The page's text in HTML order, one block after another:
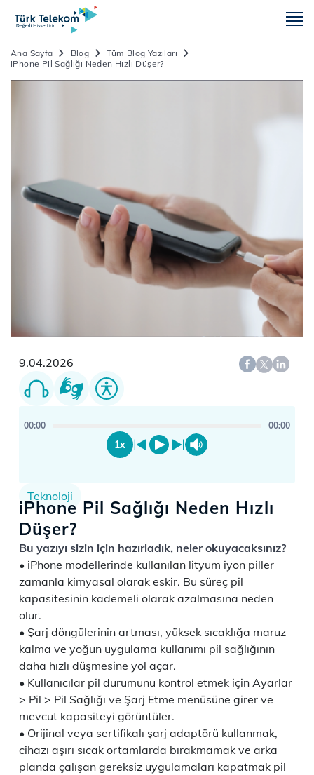
Ana Sayfa Blog
Tüm Blog Yazıları
iPhone Pil Sağlığı Neden Hızlı Düşer?
9.04.2026
00:00 00:00
1x
Teknoloji
iPhone Pil Sağlığı Neden Hızlı
Düşer?
Bu yazıyı sizin için hazırladık, neler okuyacaksınız?
iPhone modellerinde kullanılan lityum iyon piller
zamanla kimyasal olarak eskir. Bu süreç pil
kapasitesinin kademeli olarak azalmasına neden
olur.
Şarj döngülerinin artması, yüksek sıcaklığa maruz
kalma ve yoğun uygulama kullanımı pil sağlığının
daha hızlı düşmesine yol açar.
Kullanıcılar pil durumunu kontrol etmek için Ayarlar
> Pil > Pil Sağlığı ve Şarj Etme menüsüne girer ve
mevcut kapasiteyi görüntüler.
Orijinal veya sertifikalı şarj adaptörü kullanmak,
cihazı aşırı sıcak ortamlarda bırakmamak ve arka
planda çalışan gereksiz uygulamaları kapatmak pil